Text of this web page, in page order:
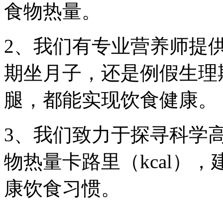
食物热量。
2、我们有专业营养师提
期坐月子，还是例假生
腿，都能实现饮食健康。
3、我们致力于探寻科学
物热量卡路里（kcal），
康饮食习惯。